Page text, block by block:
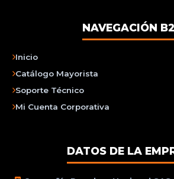
NAVEGACIÓN
Inicio
Catálogo Mayorista
Soporte Técnico
Mi Cuenta Corporativa
DATOS DE LA